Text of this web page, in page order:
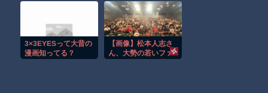
【動画】高速道路を走行中の車からリアガラスが飛んでくる事故(
子供向け漫画、謎の闇の大会に参加しがち問題
【朗報】大人気漫画「GANTZ」がAmazonでなんと全巻100円ｗ
越キャスターの台詞
に視聴者絶句、高市
とトランプを同列視
させようという思惑
がひしひしと
3×3EYESって大昔の
漫画知ってる？
【画像】松本人志さ
ん、大勢の若いファ